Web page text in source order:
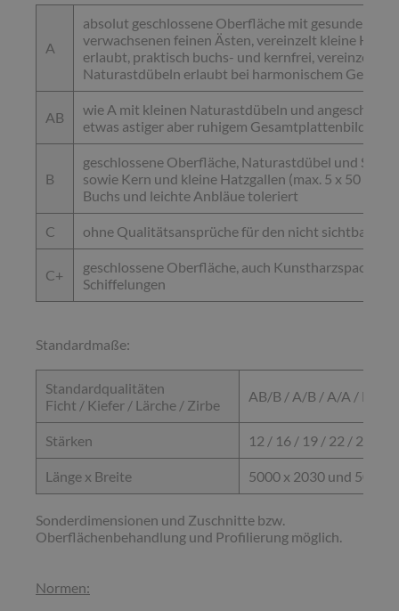
A
absolut geschlossene Oberfläche mit gesunden
verwachsenen feinen Ästen, vereinzelt kleine
erlaubt, praktisch buchs- und kernfrei, vereinzelt
Naturastdübeln erlaubt bei harmonischem
AB
wie A mit kleinen Naturastdübeln und
etwas astiger aber ruhigem Gesamtplattenbild
B
geschlossene Oberfläche, Naturastdübel und
sowie Kern und kleine Hatzgallen (max. 5 x 50 mm)
Buchs und leichte Anbläue toleriert
C ohne Qualitätsansprüche für den nicht sichtbaren
C+
geschlossene Oberfläche, auch
Schiffelungen
Standardmaße:
Standardqualitäten
Ficht / Kiefer / Lärche / Zirbe
AB/B / A/B / A/A / B/C /
Stärken 12 / 16 / 19 / 22 / 27 /
Länge x Breite 5000 x 2030 und 5000
Sonderdimensionen und Zuschnitte bzw.
Oberflächenbehandlung und Profilierung möglich.
Normen: